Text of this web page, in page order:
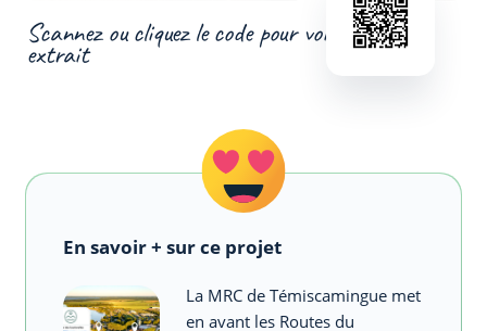
Scannez ou cliquez le code pour voir un
extrait
En savoir + sur ce projet
La MRC de Témiscamingue met
en avant les Routes du